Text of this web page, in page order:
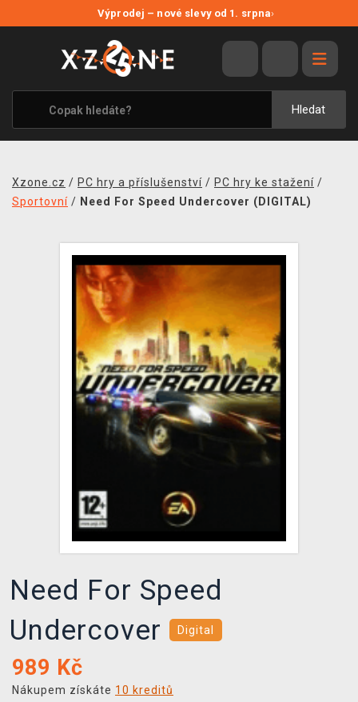
Výprodej – nové slevy od 1. srpna›
Hledat
VÝPRODEJ
VIDEOHRY
XZONE ORIGINALS
TÉMATIKY
MERCHANDISE
PRODEJNY
DOPRAVA
XZONE KLUB
TCG & BOARDGAME HUB
Xzone.cz / PC hry a příslušenství / PC hry ke stažení /
Sportovní / Need For Speed Undercover (DIGITAL)
Need For Speed
Undercover
Digital
989 Kč
Nákupem získáte 10 kreditů